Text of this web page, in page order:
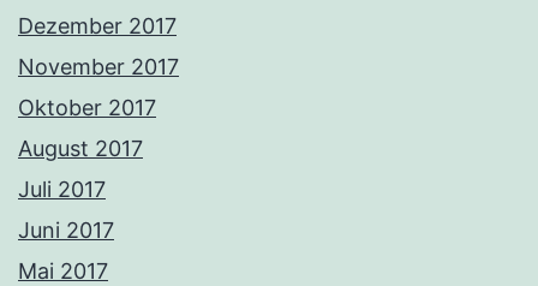
Dezember 2017
November 2017
Oktober 2017
August 2017
Juli 2017
Juni 2017
Mai 2017